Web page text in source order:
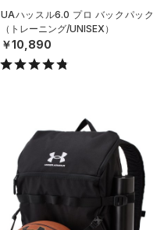
UAハッスル6.0 プロ バックパック
（トレーニング/UNISEX）
￥10,890